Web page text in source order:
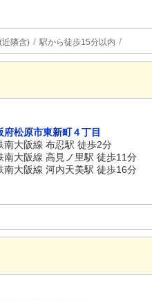
近隣含) 駅から徒歩15分以内
府松原市東新町４丁目
南大阪線 布忍駅 徒歩2分
南大阪線 高見ノ里駅 徒歩11分
南大阪線 河内天美駅 徒歩16分